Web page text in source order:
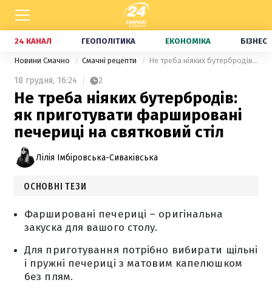
24 КАНАЛ ГЕОПОЛІТИКА ЕКОНОМІКА БІЗНЕС
Новини Смачно Смачні рецепти Не треба ніяких бутербродів: як приготувати фаршировані печериці на святковий стіл
18 грудня, 16:24 2
Не треба ніяких бутербродів:
як приготувати фаршировані
печериці на святковий стіл
Лілія Імбіровська-Сиваківська
ОСНОВНІ ТЕЗИ
Фаршировані печериці – оригінальна
закуска для вашого столу.
Для приготування потрібно вибирати щільні
і пружні печериці з матовим капелюшком
без плям.